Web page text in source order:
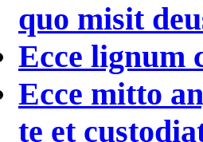
quo misit
Ecce lignum
Ecce mitto
te et